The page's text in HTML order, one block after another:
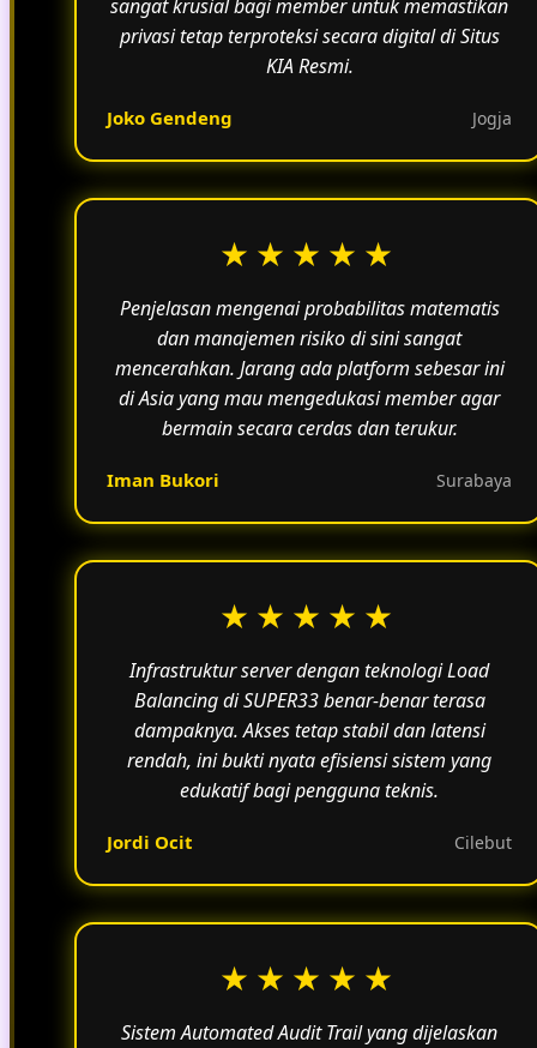
sangat krusial bagi member untuk memastikan
privasi tetap terproteksi secara digital di Situs
KIA Resmi.
Joko Gendeng Jogja
★★★★★
Penjelasan mengenai probabilitas matematis
dan manajemen risiko di sini sangat
mencerahkan. Jarang ada platform sebesar ini
di Asia yang mau mengedukasi member agar
bermain secara cerdas dan terukur.
Iman Bukori Surabaya
★★★★★
Infrastruktur server dengan teknologi Load
Balancing di SUPER33 benar-benar terasa
dampaknya. Akses tetap stabil dan latensi
rendah, ini bukti nyata efisiensi sistem yang
edukatif bagi pengguna teknis.
Jordi Ocit Cilebut
★★★★★
Sistem Automated Audit Trail yang dijelaskan